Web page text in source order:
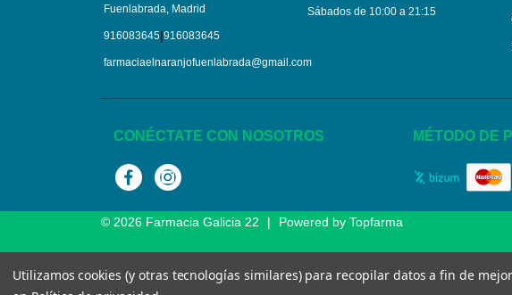
Fuenlabrada, Madrid
916083645|916083645
farmaciaelnaranjofuenlabrada@gmail.com
Sábados de 10:00 a 21:15
CONÉCTATE CON NOSOTROS
FacebookInstagram
MÉTODO DE
© 2026 Farmacia Galicia 22 | Powered by Topfarma
Utilizamos cookies (y otras tecnologías similares) para recopilar datos a fin de